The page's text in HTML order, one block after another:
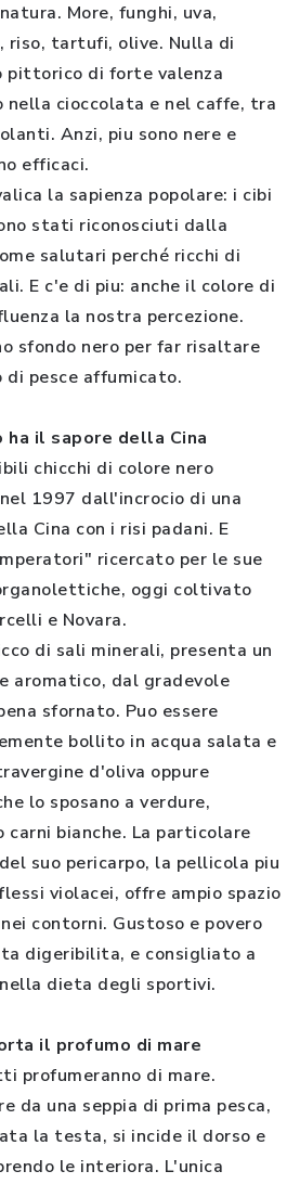
More, funghi, uva,
riso, tartufi, olive. Nulla di
pittorico di forte valenza
nella cioccolata e nel caffe, tra
Anzi, piu sono nere e
efficaci.
la sapienza popolare: i cibi
stati riconosciuti dalla
salutari perché ricchi di
E c'e di piu: anche il colore di
la nostra percezione.
sfondo nero per far risaltare
di pesce affumicato.
ha il sapore della Cina
chicchi di colore nero
1997 dall'incrocio di una
Cina con i risi padani. E
ricercato per le sue
oggi coltivato
e Novara.
di sali minerali, presenta un
aromatico, dal gradevole
sfornato. Puo essere
bollito in acqua salata e
d'oliva oppure
lo sposano a verdure,
bianche. La particolare
suo pericarpo, la pellicola piu
violacei, offre ampio spazio
contorni. Gustoso e povero
digeribilita, e consigliato a
dieta degli sportivi.
il profumo di mare
profumeranno di mare.
da una seppia di prima pesca,
la testa, si incide il dorso e
le interiora. L'unica